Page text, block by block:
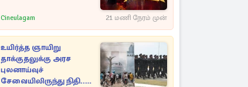
Cineulagam 21 மணி நேரம் முன்
உயிர்த்த ஞாயிறு
தாக்குதலுக்கு அரச
புலனாய்வுச்
சேவையிலிருந்து நிதி..